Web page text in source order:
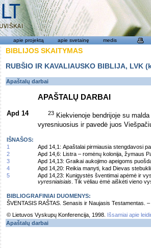
apie projektą apie svetainę medis
BIBLIJOS SKAITYMAS
RUBŠIO IR KAVALIAUSKO BIBLIJA,
Apaštalų darbai
APAŠTALŲ DARBAI
Apd 14 23 Kiekvienoje bendrijoje su
vyresniuosius ir pavedė juos
IŠNAŠOS:
1
Apd 14,1: Apaštalai pirmiausia stengdavosi
2
Apd 14,6: Listra – romėnų kolonija, žymaus
3
Apd 14,13: Graikai aukojimo apeigoms
4
Apd 14,20: Reikia manyti, kad Dievas
5
Apd 14,23: Kunigystės šventimai apėmė ir
vyresniaisiais . Tik vėliau ėmė aiškėti vieno
BIBLIOGRAFINIAI DUOMENYS:
ŠVENTASIS RAŠTAS. Senasis ir Naujasis Testamentas.
© Lietuvos Vyskupų Konferencija, 1998.
Išsamiai apie
Apaštalų darbai